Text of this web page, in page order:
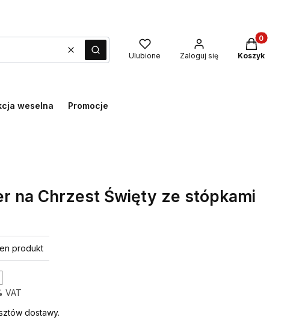
WyczyśćSzukaj Ulubione Zaloguj się
Produkty w
Koszyk
weselna Promocje
na Chrzest Święty ze stópkami
produkt
VAT
VAT
dostawy.